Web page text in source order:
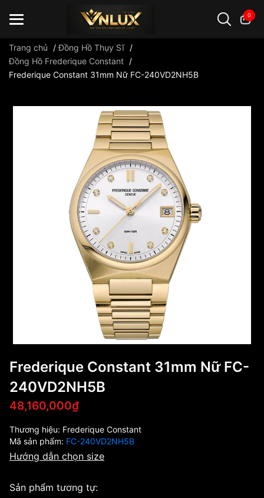
0
Đồng hồ casio đồng hồ G-Shock đồng hồ Orient ...
Trang chủ /Đồng Hồ Thụy Sĩ /
Đồng Hồ Frederique Constant /
Frederique Constant 31mm Nữ FC-240VD2NH5B
Frederique Constant 31mm Nữ FC-
240VD2NH5B
48,160,000₫
Thương hiệu: Frederique Constant
Mã sản phẩm: FC-240VD2NH5B
Hướng dẫn chọn size
Sản phẩm tương tự: